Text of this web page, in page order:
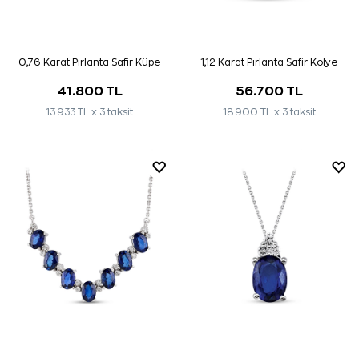
0,76 Karat Pırlanta Safir Küpe
41.800 TL
13.933 TL x 3 taksit
1,12 Karat Pırlanta Safir Kolye
56.700 TL
18.900 TL x 3 taksit